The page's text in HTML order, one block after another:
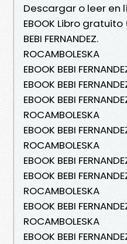
Descargar o leer en
EBOOK Libro
BEBI FERNANDEZ.
ROCAMBOLESKA
EBOOK BEBI
EBOOK BEBI
EBOOK BEBI
ROCAMBOLESKA
EBOOK BEBI
ROCAMBOLESKA
EBOOK BEBI
EBOOK BEBI
ROCAMBOLESKA
EBOOK BEBI
ROCAMBOLESKA
EBOOK BEBI